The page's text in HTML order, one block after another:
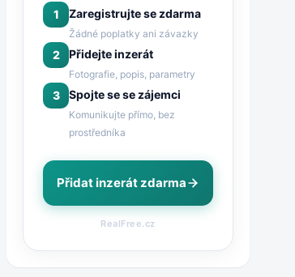
1 Zaregistrujte se zdarma
Žádné poplatky ani závazky
2 Přidejte inzerát
Fotografie, popis, parametry
3 Spojte se se zájemci
Komunikujte přímo, bez
prostředníka
Přidat inzerát zdarma
RealFree.cz